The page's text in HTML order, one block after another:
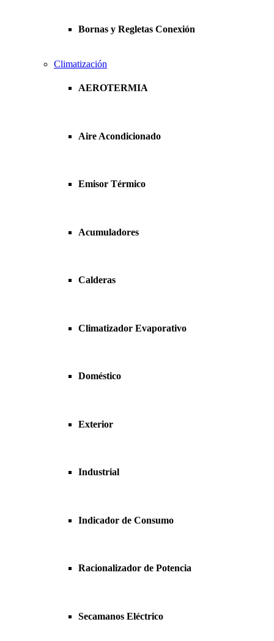
Bornas y Regletas Conexión
Climatización
AEROTERMIA
Aire Acondicionado
Emisor Térmico
Acumuladores
Calderas
Climatizador Evaporativo
Doméstico
Exterior
Industrial
Indicador de Consumo
Racionalizador de Potencia
Secamanos Eléctrico